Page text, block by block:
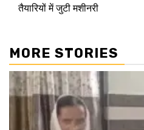
तैयारियों में जुटी मशीनरी
MORE STORIES